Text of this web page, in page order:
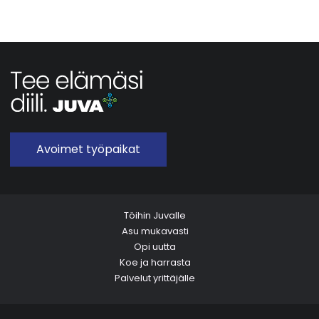
Avoimet työpaikat
Töihin Juvalle
Asu mukavasti
Opi uutta
Koe ja harrasta
Palvelut yrittäjälle